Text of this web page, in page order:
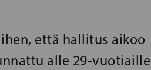
että hallitus aikoo
alle 29‑vuotiaille